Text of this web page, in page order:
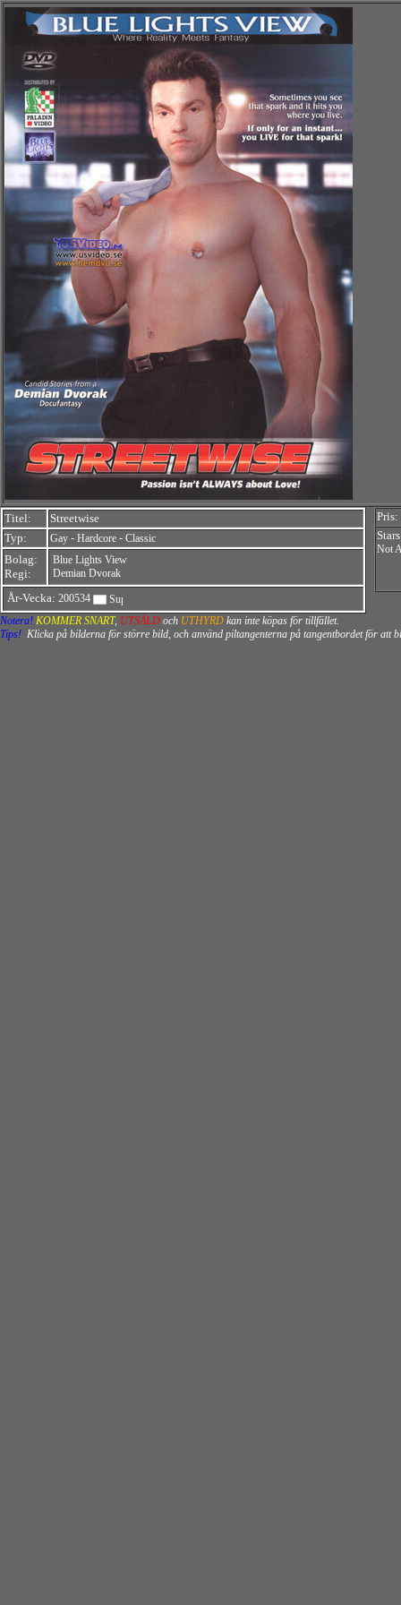
Titel:
Streetwise
Typ:
Gay - Hardcore - Classic
Bolag:
Regi:
Blue Lights View
Demian Dvorak
År-Vecka: 200534
Not
Notera! KOMMER SNART, UTSÅLD och UTHYRD kan inte köpas för tillfället.
Tips! Klicka på bilderna för större bild, och använd piltangenterna på tangentbordet för att